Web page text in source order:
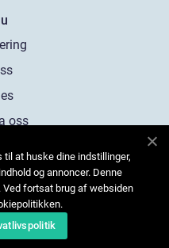
oss
at huske dine indstillinger,
og annoncer. Denne
fortsat brug af websiden